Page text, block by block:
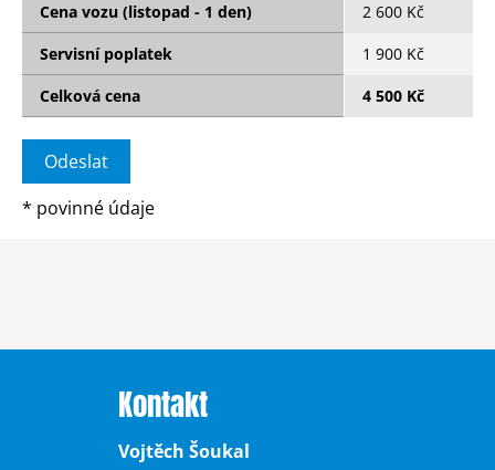
Cena vozu (listopad - 1 den)
2 600 Kč
Servisní poplatek
1 900 Kč
Celková cena
4 500 Kč
* povinné údaje
Kontakt
Vojtěch Šoukal